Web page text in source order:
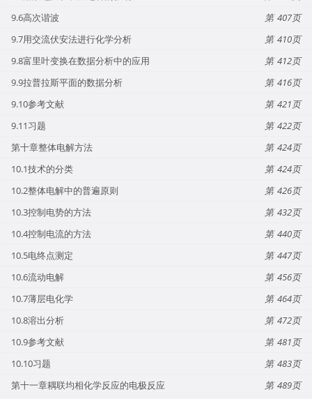
9.6高次谐波
407
9.7用交流伏安法进行化学分析
410
9.8富里叶变换在数据分析中的应用
412
9.9拉普拉斯平面的数据分析
416
9.10参考文献
421
9.11习题
422
第十章整体电解方法
424
10.1技术的分类
424
10.2整体电解中的普遍原则
426
10.3控制电势的方法
432
10.4控制电流的方法
440
10.5电终点测定
447
10.6流动电解
456
10.7薄层电化学
464
10.8溶出分析
472
10.9参考文献
481
10.10习题
483
第十一章耦联均相化学反应的电极反应
489